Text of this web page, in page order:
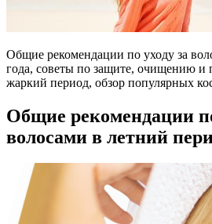
Общие рекомендации по уходу за
года, советы по защите, очищению и
жаркий период, обзор популярных
Общие рекомендации
волосами в летний